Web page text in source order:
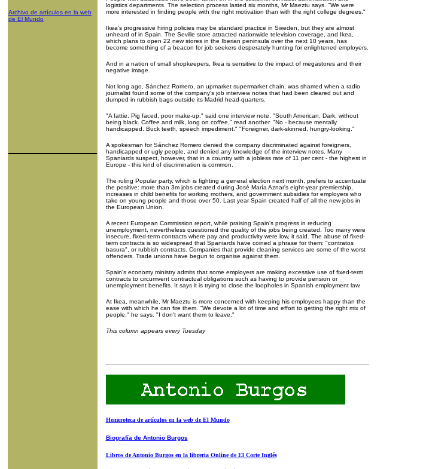
Archivo de artículos en la web
de El Mundo
logistics departments. The selection process lasted six months, Mr Maeztu says. "We were
more interested in finding people with the right motivation than with the right college degrees."
Ikea's progressive hiring policies may be standard practice in Sweden, but they are almost
unheard of in Spain. The Seville store attracted nationwide television coverage, and Ikea,
which plans to open 22 new stores in the Iberian peninsula over the next 10 years, has
become something of a beacon for job seekers desperately hunting for enlightened employers.
And in a nation of small shopkeepers, Ikea is sensitive to the impact of megastores and their
negative image.
Not long ago, Sánchez Romero, an upmarket supermarket chain, was shamed when a radio
journalist found some of the company's job interview notes that had been cleared out and
dumped in rubbish bags outside its Madrid head-quarters.
"A fattie. Pig faced, poor make-up," said one interview note. "South American. Dark, without
being black. Coffee and milk, long on coffee," read another. "No - because mentally
handicapped. Buck teeth, speech impediment." "Foreigner, dark-skinned, hungry-looking."
A spokesman for Sánchez Romero denied the company discriminated against foreigners,
handicapped or ugly people, and denied any knowledge of the interview notes. Many
Spaniards suspect, however, that in a country with a jobless rate of 11 per cent - the highest in
Europe - this kind of discrimination is common.
The ruling Popular party, which is fighting a general election next month, prefers to accentuate
the positive: more than 3m jobs created during José María Aznar's eight-year premiership,
increases in child benefits for working mothers, and government subsidies for employers who
take on young people and those over 50. Last year Spain created half of all the new jobs in
the European Union.
A recent European Commission report, while praising Spain's progress in reducing
unemployment, nevertheless questioned the quality of the jobs being created. Too many were
insecure, fixed-term contracts where pay and productivity were low, it said. The abuse of fixed-
term contracts is so widespread that Spaniards have coined a phrase for them: "contratos
basura", or rubbish contracts. Companies that provide cleaning services are some of the worst
offenders. Trade unions have begun to organise against them.
Spain's economy ministry admits that some employers are making excessive use of fixed-term
contracts to circumvent contractual obligations such as having to provide pension or
unemployment benefits. It says it is trying to close the loopholes in Spanish employment law.
At Ikea, meanwhile, Mr Maeztu is more concerned with keeping his employees happy than the
ease with which he can fire them. "We devote a lot of time and effort to getting the right mix of
people," he says. "I don't want them to leave."
This column appears every Tuesday
Hemeroteca de artículos en la web de El Mundo
Biografía de Antonio Burgos
Libros de Antonio Burgos en la libreria Online de El Corte Inglés